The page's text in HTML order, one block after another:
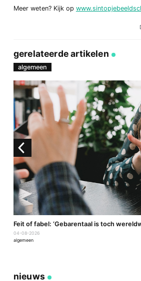
Meer weten? Kijk op
gerelateerde artikelen
algemeen
Feit of fabel: ‘Gebarentaal is toch
04-08-2026
algemeen
nieuws